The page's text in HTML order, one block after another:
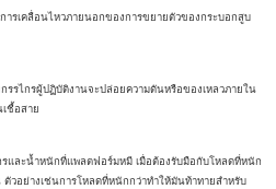
รเคลื่อนไหวภายนอกของการขยายตัวของกระบอกสูบ
รรไกรผู้ปฏิบัติงานจะปล่อยความดันหรือของเหลวภายใน
ชื้อสาย
และน้ำหนักที่แพลตฟอร์มหมี เมื่อต้องรับมือกับโหลดที่หนัก
วอย่างเช่นการโหลดที่หนักกว่าทำให้มันท้าทายสำหรับ